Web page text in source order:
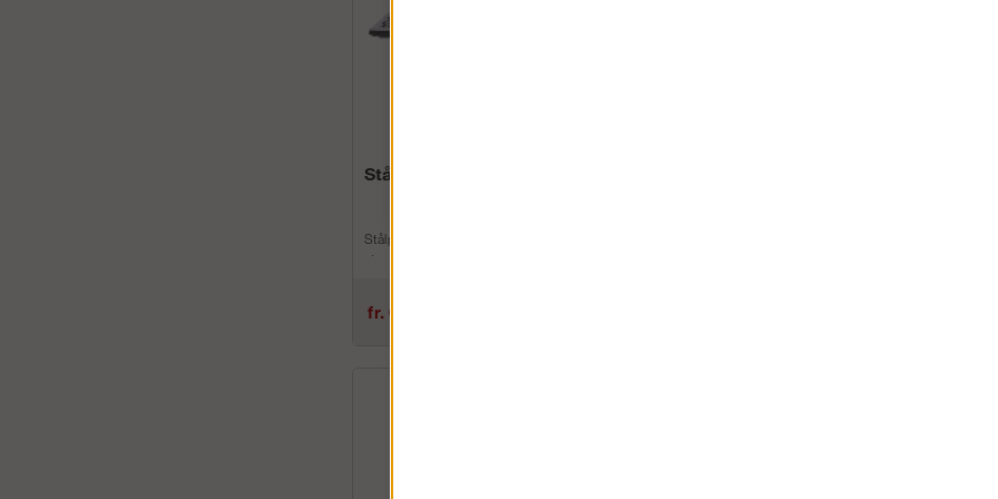
Stålplattform
Stålplattformar med perforerad halkfri
yta där några av fördelarna är
fr. 624 kr
Reparations
Denna skiva